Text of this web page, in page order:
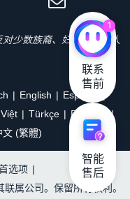
对少数族裔、妇女、残疾人
English
Español
Türkçe
Ρусский
文 (繁體)
选项 |
属公司。保留所有权利。
1
联系
售前
智能
售后